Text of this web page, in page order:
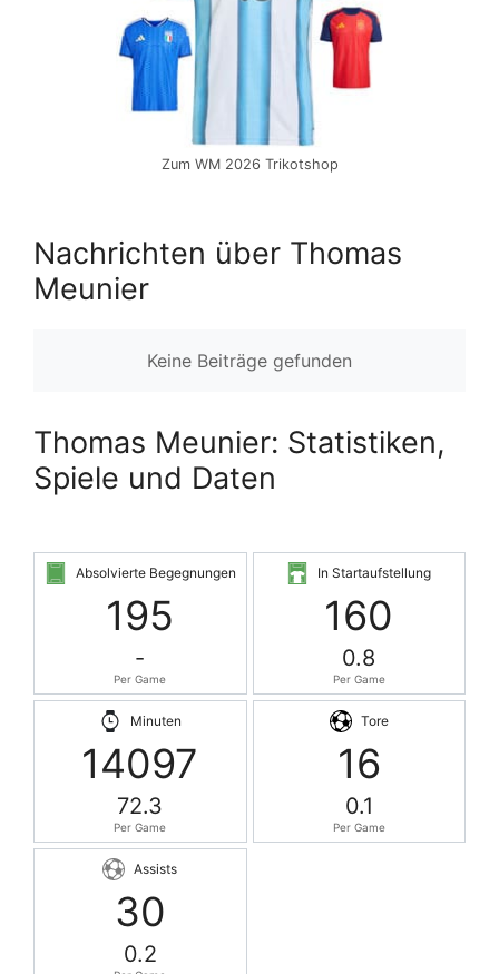
Zum WM 2026 Trikotshop
Nachrichten über Thomas
Meunier
Keine Beiträge gefunden
Thomas Meunier: Statistiken,
Spiele und Daten
Absolvierte Begegnungen
195
-
Per Game
In Startaufstellung
160
0.8
Per Game
Minuten
14097
72.3
Per Game
Tore
16
0.1
Per Game
Assists
30
0.2